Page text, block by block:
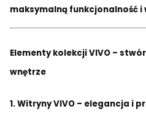
maksymalną funkcjonalność
Elementy kolekcji VIVO –
wnętrze
1. Witryny VIVO – elegancja i